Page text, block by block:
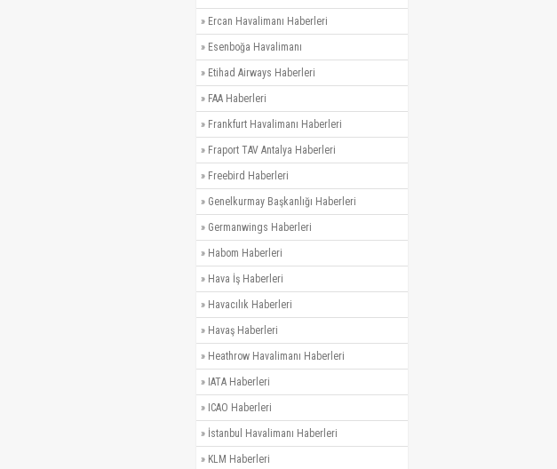
» Ercan Havalimanı Haberleri
» Esenboğa Havalimanı
» Etihad Airways Haberleri
» FAA Haberleri
» Frankfurt Havalimanı Haberleri
» Fraport TAV Antalya Haberleri
» Freebird Haberleri
» Genelkurmay Başkanlığı Haberleri
» Germanwings Haberleri
» Habom Haberleri
» Hava İş Haberleri
» Havacılık Haberleri
» Havaş Haberleri
» Heathrow Havalimanı Haberleri
» IATA Haberleri
» ICAO Haberleri
» İstanbul Havalimanı Haberleri
» KLM Haberleri